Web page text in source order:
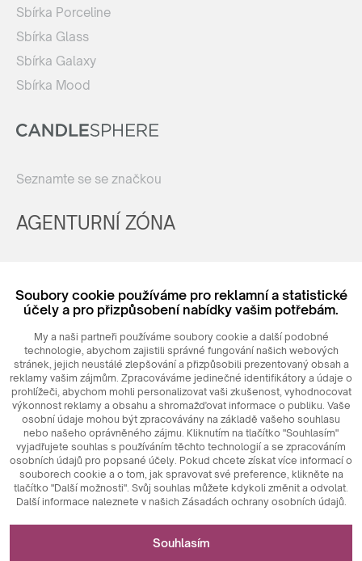
Sbírka Porceline
Sbírka Glass
Sbírka Galaxy
Sbírka Mood
Seznamte se se značkou
AGENTURNÍ ZÓNA
Login
© 2026MAXIM Ceramics Sp. z o. o.
Soubory cookie používáme pro reklamní a statistické
účely a pro přizpůsobení nabídky vašim potřebám.
My a naši partneři používáme soubory cookie a další podobné
technologie, abychom zajistili správné fungování našich webových
stránek, jejich neustálé zlepšování a přizpůsobili prezentovaný obsah a
reklamy vašim zájmům. Zpracováváme jedinečné identifikátory a údaje o
prohlížeči, abychom mohli personalizovat vaši zkušenost, vyhodnocovat
výkonnost reklamy a obsahu a shromažďovat informace o publiku. Vaše
osobní údaje mohou být zpracovávány na základě vašeho souhlasu
nebo našeho oprávněného zájmu. Kliknutím na tlačítko "Souhlasím"
vyjadřujete souhlas s používáním těchto technologií a se zpracováním
osobních údajů pro popsané účely. Pokud chcete získat více informací o
souborech cookie a o tom, jak spravovat své preference, klikněte na
tlačítko "Další možnosti". Svůj souhlas můžete kdykoli změnit a odvolat.
Další informace naleznete v našich Zásadách ochrany osobních údajů.
Nezbytné pro fungování webových stránek
Souhlasím